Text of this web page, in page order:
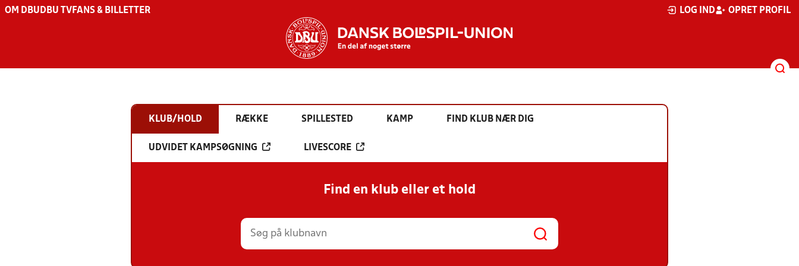
OM DBU DBU TV FANS & BILLETTER LOG IND OPRET PROFIL
KLUB/HOLD RÆKKE SPILLESTED KAMP FIND KLUB NÆR DIG
UDVIDET KAMPSØGNING LIVESCORE
Find en klub eller et hold